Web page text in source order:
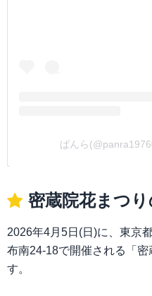
ぱんら
密蔵院花まつ
2026年4月5日(日)に、東京
布南24-18で開催される「
す。